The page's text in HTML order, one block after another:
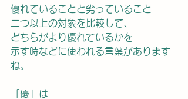
優れていることと劣っていること
二つ以上の対象を比較して、
どちらがより優れているかを
示す時などに使われる言葉があります
ね。
「優」は